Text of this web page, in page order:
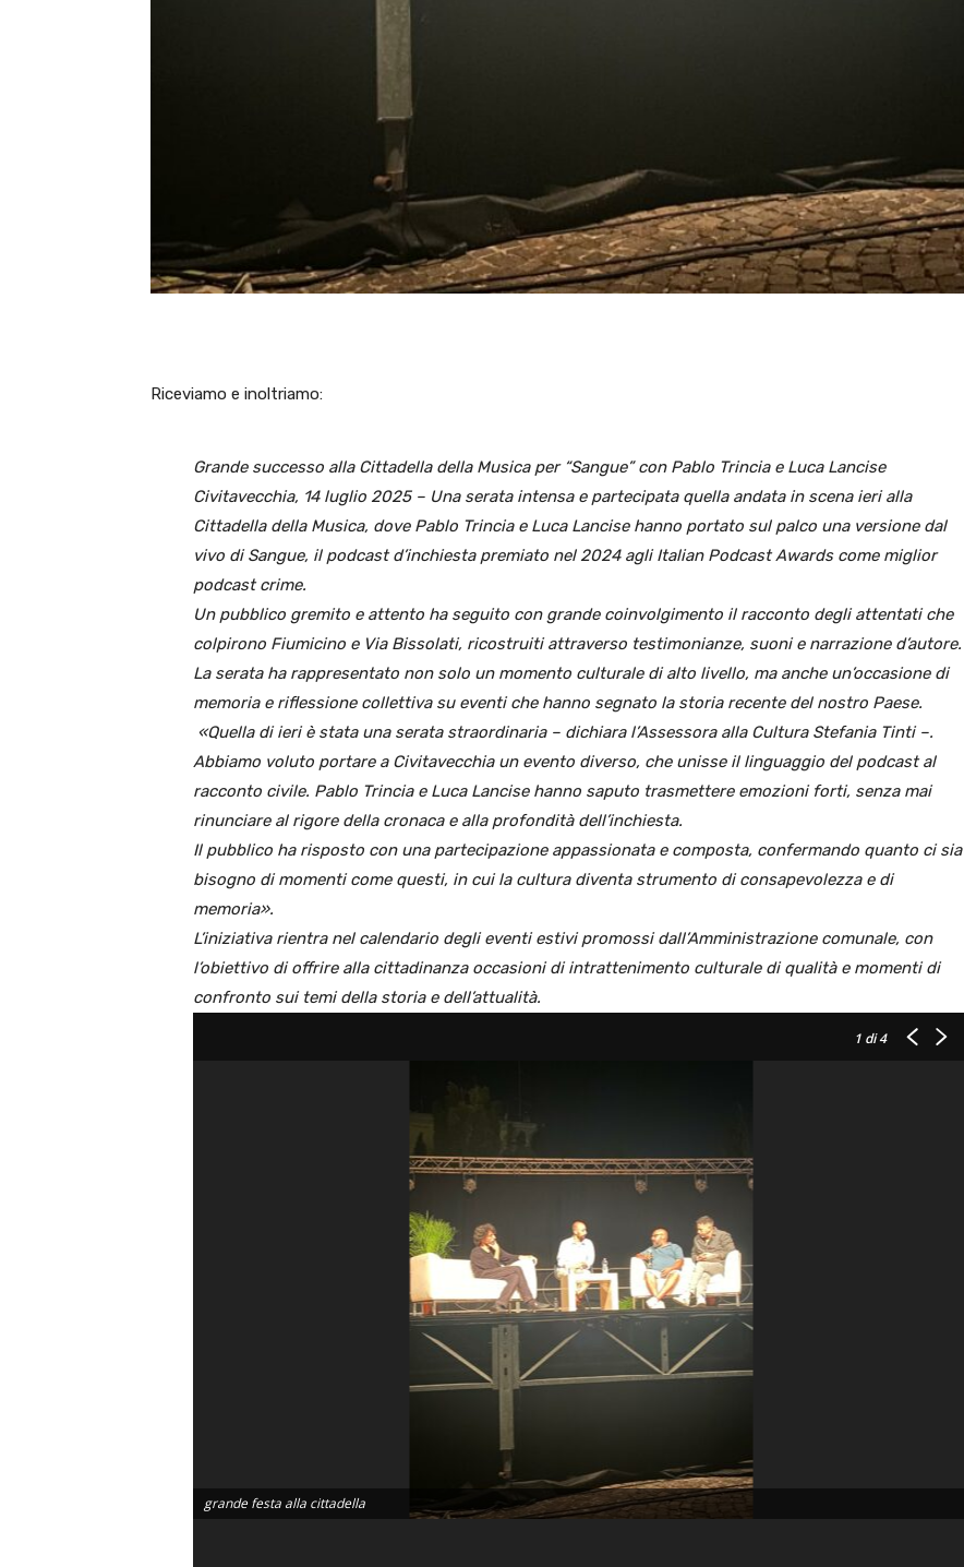
Riceviamo e inoltriamo:
Grande successo alla Cittadella della Musica per “Sangue” con Pablo Trincia e Luca Lancise
Civitavecchia, 14 luglio 2025 – Una serata intensa e partecipata quella andata in scena ieri alla
Cittadella della Musica, dove Pablo Trincia e Luca Lancise hanno portato sul palco una versione dal
vivo di Sangue, il podcast d’inchiesta premiato nel 2024 agli Italian Podcast Awards come miglior
podcast crime.
Un pubblico gremito e attento ha seguito con grande coinvolgimento il racconto degli attentati che
colpirono Fiumicino e Via Bissolati, ricostruiti attraverso testimonianze, suoni e narrazione d’autore.
La serata ha rappresentato non solo un momento culturale di alto livello, ma anche un’occasione di
memoria e riflessione collettiva su eventi che hanno segnato la storia recente del nostro Paese.
«Quella di ieri è stata una serata straordinaria – dichiara l’Assessora alla Cultura Stefania Tinti –.
Abbiamo voluto portare a Civitavecchia un evento diverso, che unisse il linguaggio del podcast al
racconto civile. Pablo Trincia e Luca Lancise hanno saputo trasmettere emozioni forti, senza mai
rinunciare al rigore della cronaca e alla profondità dell’inchiesta.
Il pubblico ha risposto con una partecipazione appassionata e composta, confermando quanto ci sia
bisogno di momenti come questi, in cui la cultura diventa strumento di consapevolezza e di
memoria».
L’iniziativa rientra nel calendario degli eventi estivi promossi dall’Amministrazione comunale, con
l’obiettivo di offrire alla cittadinanza occasioni di intrattenimento culturale di qualità e momenti di
confronto sui temi della storia e dell’attualità.
1di 4
grande festa alla cittadella